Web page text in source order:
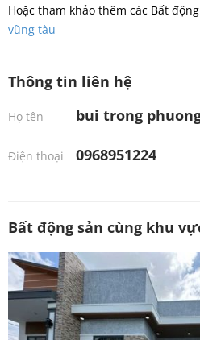
Hoặc tham khảo thêm các Bất
vũng tàu
Thông tin liên hệ
Họ tên bui trong
Điện thoại 0968951224
Bất động sản cùng khu